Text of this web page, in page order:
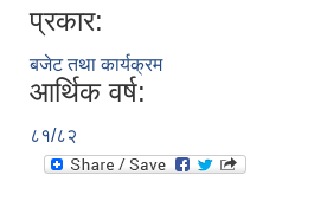
प्रकार:
बजेट तथा कार्यक्रम
आर्थिक वर्ष:
८१/८२